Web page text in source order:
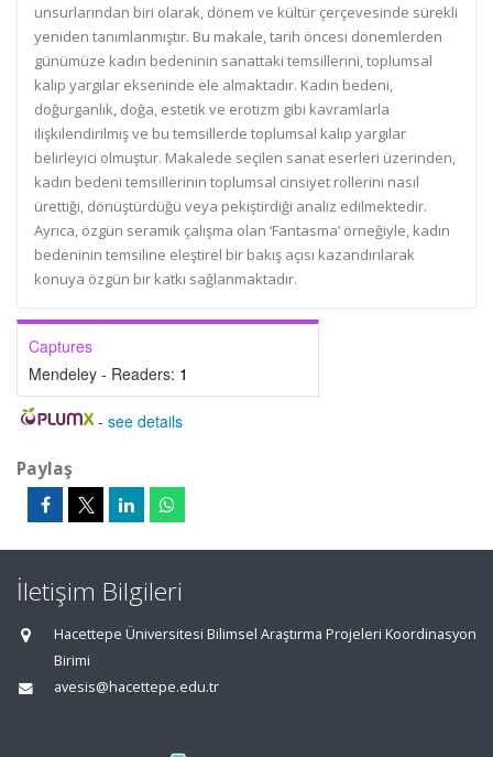
unsurlarından biri olarak, dönem ve kültür çerçevesinde sürekli
yeniden tanımlanmıştır. Bu makale, tarih öncesi dönemlerden
günümüze kadın bedeninin sanattaki temsillerini, toplumsal
kalıp yargılar ekseninde ele almaktadır. Kadın bedeni,
doğurganlık, doğa, estetik ve erotizm gibi kavramlarla
ilişkilendirilmiş ve bu temsillerde toplumsal kalıp yargılar
belirleyici olmuştur. Makalede seçilen sanat eserleri üzerinden,
kadın bedeni temsillerinin toplumsal cinsiyet rollerini nasıl
ürettiği, dönüştürdüğü veya pekiştirdiği analiz edilmektedir.
Ayrıca, özgün seramik çalışma olan ‘Fantasma’ örneğiyle, kadın
bedeninin temsiline eleştirel bir bakış açısı kazandırılarak
konuya özgün bir katkı sağlanmaktadır.
Captures
Mendeley - Readers: 1
- see details
Paylaş
İletişim Bilgileri
Hacettepe Üniversitesi Bilimsel Araştırma Projeleri Koordinasyon
Birimi
avesis@hacettepe.edu.tr